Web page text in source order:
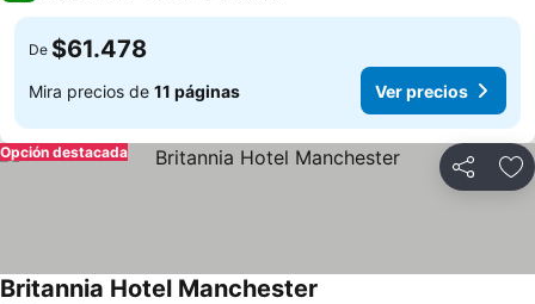
De $61.478
Mira precios de 11 páginas Ver precios
Compartir
Opción destacada
Britannia Hotel Manchester